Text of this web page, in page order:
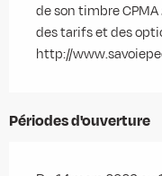
de son timbre
des tarifs et des
http://
Périodes d'ouverture